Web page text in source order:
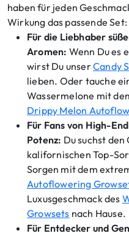
haben für jeden
Wirkung das passende Set:
Für die Liebhaber
Aromen: Wenn Du es
wirst Du unserCandy
lieben. Oder tauche
Wassermelone mit
Drippy Melon
Für Fans von High-
Potenz: Du suchst
kalifornischen Top-
Sorgen mit dem
Autoflowering
Luxusgeschmack des
Growsets nach Hause.
Für Entdecker und